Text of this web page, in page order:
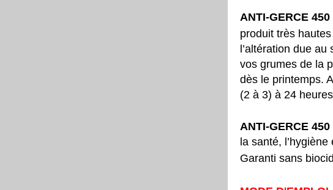
ANTI-GERCE 450
produit très
l’altération due
vos grumes de la
dès le printemps.
(2 à 3) à 24
ANTI-GERCE 450
la santé,
Garanti sans